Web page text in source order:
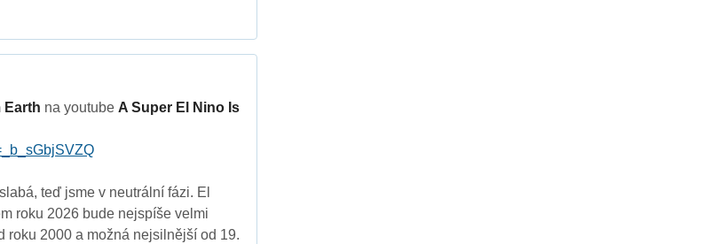
Earth na youtube A Super El Nino Is
teď jsme v neutrální fázi. El
roku 2026 bude nejspíše velmi
2000 a možná nejsilnější od 19.